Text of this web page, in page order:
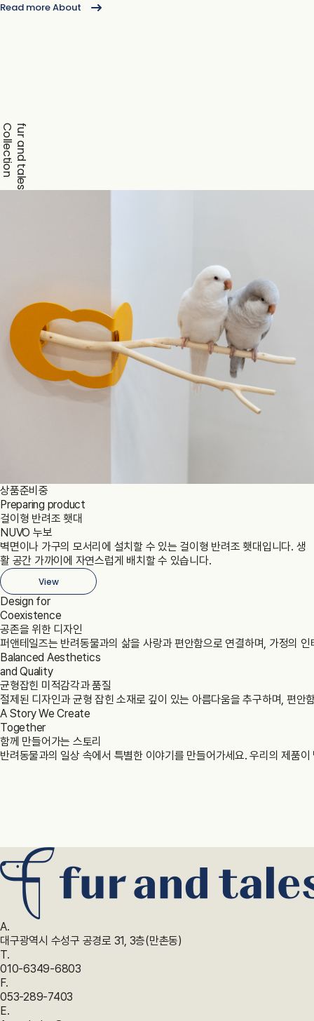
Read more About
fur and tales
Collection
상품준비중
Preparing product
걸이형 반려조 횃대
NUVO 누보
벽면이나 가구의 모서리에 설치할 수 있는 걸이형 반려조 횃대입니다. 생
활 공간 가까이에 자연스럽게 배치할 수 있습니다.
View
Design for
Coexistence
공존을 위한 디자인
퍼앤테일즈는 반려동물과의 삶을 사랑과 편안함으로 연결하며, 가정의
Balanced Aesthetics
and Quality
균형잡힌 미적감각과 품질
절제된 디자인과 균형 잡힌 소재로 깊이 있는 아름다움을 추구하며, 편
A Story We Create
Together
함께 만들어가는 스토리
반려동물과의 일상 속에서 특별한 이야기를 만들어가세요.우리의 제품이
A.
대구광역시 수성구 공경로 31, 3층(만촌동)
T.
010-6349-6803
F.
053-289-7403
E.